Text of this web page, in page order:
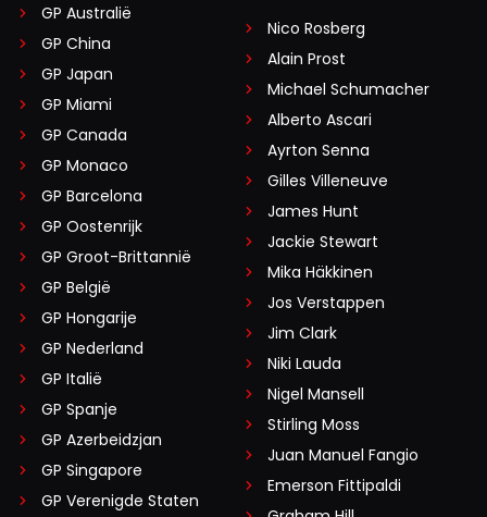
GP Australië
GP China
GP Japan
GP Miami
GP Canada
GP Monaco
GP Barcelona
GP Oostenrijk
GP Groot-Brittannië
GP België
GP Hongarije
GP Nederland
GP Italië
GP Spanje
GP Azerbeidzjan
GP Singapore
GP Verenigde Staten
Nico Rosberg
Alain Prost
Michael Schumacher
Alberto Ascari
Ayrton Senna
Gilles Villeneuve
James Hunt
Jackie Stewart
Mika Häkkinen
Jos Verstappen
Jim Clark
Niki Lauda
Nigel Mansell
Stirling Moss
Juan Manuel Fangio
Emerson Fittipaldi